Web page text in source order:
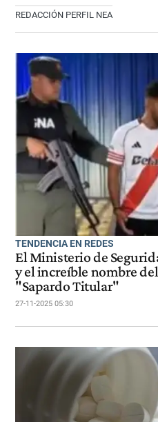
REDACCIÓN PERFIL NEA
TENDENCIA EN REDES
El Ministerio de
y el increíble nombre
"Sapardo Titular"
27-11-2025 05:30